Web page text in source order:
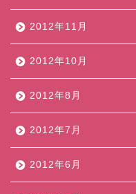
2012年11月
2012年10月
2012年8月
2012年7月
2012年6月